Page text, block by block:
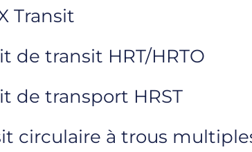
Transit
de transit HRT/HRTO
de transport HRST
circulaire à trous